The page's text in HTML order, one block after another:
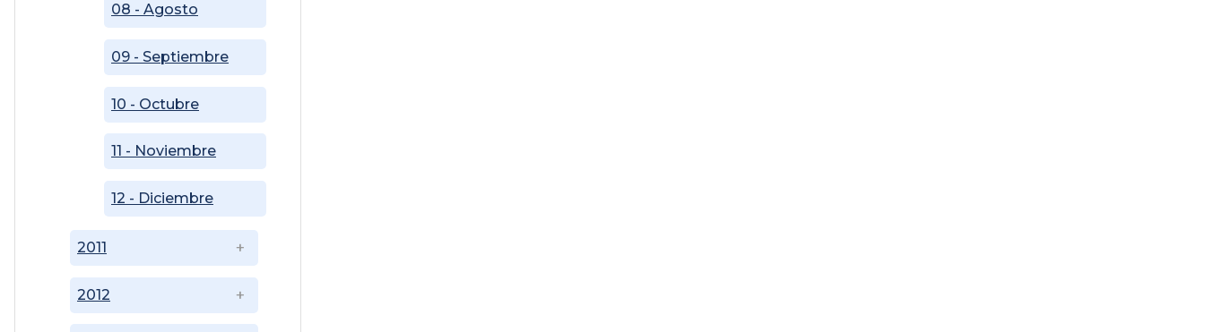
08 - Agosto
09 - Septiembre
10 - Octubre
11 - Noviembre
12 - Diciembre
2011
2012